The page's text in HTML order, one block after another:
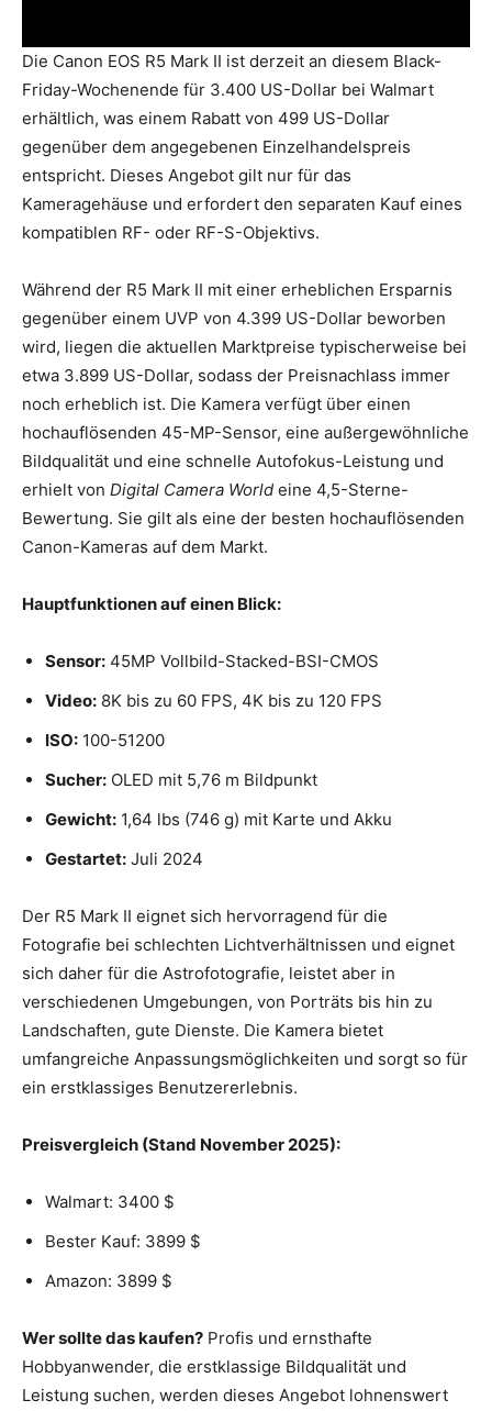
Die Canon EOS R5 Mark II ist derzeit an diesem Black-
Friday-Wochenende für 3.400 US-Dollar bei Walmart
erhältlich, was einem Rabatt von 499 US-Dollar
gegenüber dem angegebenen Einzelhandelspreis
entspricht. Dieses Angebot gilt nur für das
Kameragehäuse und erfordert den separaten Kauf eines
kompatiblen RF- oder RF-S-Objektivs.
Während der R5 Mark II mit einer erheblichen Ersparnis
gegenüber einem UVP von 4.399 US-Dollar beworben
wird, liegen die aktuellen Marktpreise typischerweise bei
etwa 3.899 US-Dollar, sodass der Preisnachlass immer
noch erheblich ist. Die Kamera verfügt über einen
hochauflösenden 45-MP-Sensor, eine außergewöhnliche
Bildqualität und eine schnelle Autofokus-Leistung und
erhielt von Digital Camera World eine 4,5-Sterne-
Bewertung. Sie gilt als eine der besten hochauflösenden
Canon-Kameras auf dem Markt.
Hauptfunktionen auf einen Blick:
Sensor: 45MP Vollbild-Stacked-BSI-CMOS
Video: 8K bis zu 60 FPS, 4K bis zu 120 FPS
ISO: 100-51200
Sucher: OLED mit 5,76 m Bildpunkt
Gewicht: 1,64 lbs (746 g) mit Karte und Akku
Gestartet: Juli 2024
Der R5 Mark II eignet sich hervorragend für die
Fotografie bei schlechten Lichtverhältnissen und eignet
sich daher für die Astrofotografie, leistet aber in
verschiedenen Umgebungen, von Porträts bis hin zu
Landschaften, gute Dienste. Die Kamera bietet
umfangreiche Anpassungsmöglichkeiten und sorgt so für
ein erstklassiges Benutzererlebnis.
Preisvergleich (Stand November 2025):
Walmart: 3400 $
Bester Kauf: 3899 $
Amazon: 3899 $
Wer sollte das kaufen? Profis und ernsthafte
Hobbyanwender, die erstklassige Bildqualität und
Leistung suchen, werden dieses Angebot lohnenswert